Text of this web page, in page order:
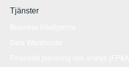
Tjänster